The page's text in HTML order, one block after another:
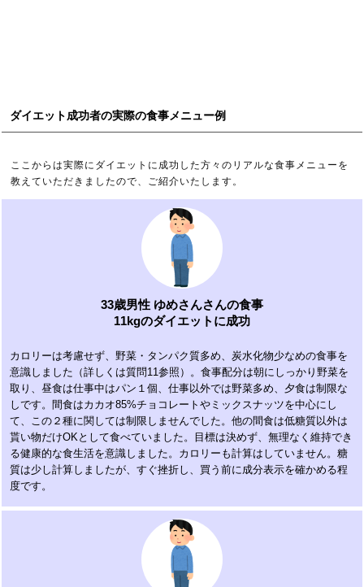
ダイエット成功者の実際の食事メニュー例
ここからは実際にダイエットに成功した方々のリアルな食事メニューを
教えていただきましたので、ご紹介いたします。
33歳男性 ゆめさんさんの食事
11kgのダイエットに成功
カロリーは考慮せず、野菜・タンパク質多め、炭水化物少なめの食事を
意識しました（詳しくは質問11参照）。食事配分は朝にしっかり野菜を
取り、昼食は仕事中はパン１個、仕事以外では野菜多め、夕食は制限な
しです。間食はカカオ85%チョコレートやミックスナッツを中心にし
て、この２種に関しては制限しませんでした。他の間食は低糖質以外は
貰い物だけOKとして食べていました。目標は決めず、無理なく維持でき
る健康的な食生活を意識しました。カロリーも計算はしていません。糖
質は少し計算しましたが、すぐ挫折し、買う前に成分表示を確かめる程
度です。